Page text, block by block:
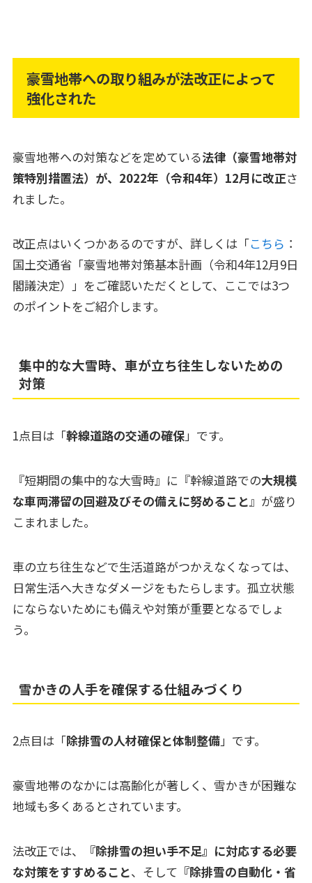
豪雪地帯への取り組みが法改正によって
強化された
豪雪地帯への対策などを定めている法律（豪雪地帯対
策特別措置法）が、2022年（令和4年）12月に改正さ
れました。
改正点はいくつかあるのですが、詳しくは「こちら ：
国土交通省「豪雪地帯対策基本計画（令和4年12月9日
閣議決定）」をご確認いただくとして、ここでは3つ
のポイントをご紹介します。
集中的な大雪時、車が立ち往生しないための
対策
1点目は「幹線道路の交通の確保」です。
『短期間の集中的な大雪時』に『幹線道路での大規模
な車両滞留の回避及びその備えに努めること』が盛り
こまれました。
車の立ち往生などで生活道路がつかえなくなっては、
日常生活へ大きなダメージをもたらします。孤立状態
にならないためにも備えや対策が重要となるでしょ
う。
雪かきの人手を確保する仕組みづくり
2点目は「除排雪の人材確保と体制整備」です。
豪雪地帯のなかには高齢化が著しく、雪かきが困難な
地域も多くあるとされています。
法改正では、
『除排雪の担い手不足』に対応する必要
な対策をすすめること、そして 『除排雪の自動化・省